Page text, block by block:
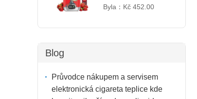
Byla： Kč 452.00
Blog
Průvodce nákupem a servisem
elektronická cigareta teplice kde